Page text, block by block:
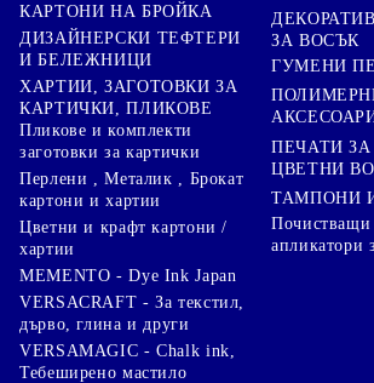
КАРТОНИ НА БРОЙКА
ДИЗАЙНЕРСКИ ТЕФТЕРИ
И БЕЛЕЖНИЦИ
ХАРТИИ, ЗАГОТОВКИ ЗА
КАРТИЧКИ, ПЛИКОВЕ
Пликове и комплекти
заготовки за картички
Перлени , Металик , Брокат
картони и хартии
Цветни и крафт картони /
хартии
ЗА ВОСЪК
ГУМЕНИ
ПЕЧАТИ
ЦВЕТНИ
ТАМПОНИ
Почистващи
апликатори
MEMENTO - Dye Ink Japan
VERSACRAFT - За текстил,
дърво, глина и други
VERSAMAGIC - Chalk ink,
Тебеширено мастило